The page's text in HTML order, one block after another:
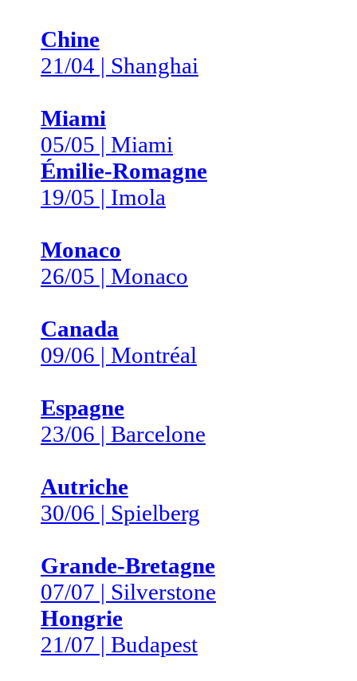
Chine
21/04 | Shanghai
Miami
05/05 | Miami
Émilie-Romagne
19/05 | Imola
Monaco
26/05 | Monaco
Canada
09/06 | Montréal
Espagne
23/06 | Barcelone
Autriche
30/06 | Spielberg
Grande-Bretagne
07/07 | Silverstone
Hongrie
21/07 | Budapest